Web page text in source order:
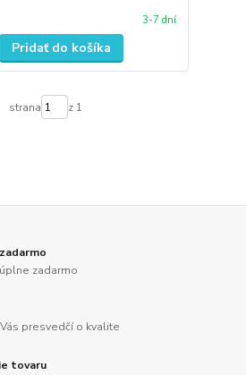
3-7 dní
Pridať do košíka
strana z 1
zadarmo
presvedčí o kvalite
tovaru